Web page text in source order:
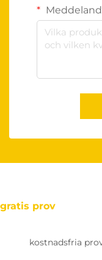
gratis prov
kostnadsfria